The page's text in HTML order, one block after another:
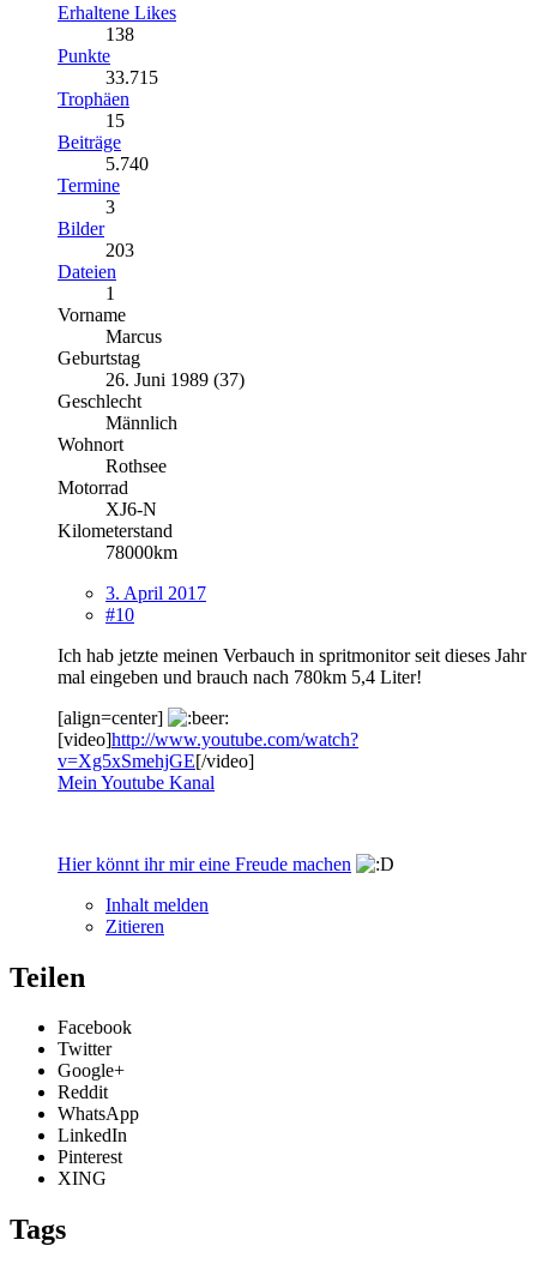
Erhaltene Likes
138
Punkte
33.715
Trophäen
15
Beiträge
5.740
Termine
3
Bilder
203
Dateien
1
Vorname
Marcus
Geburtstag
26. Juni 1989 (37)
Geschlecht
Männlich
Wohnort
Rothsee
Motorrad
XJ6-N
Kilometerstand
78000km
3. April 2017
#10
Ich hab jetzte meinen Verbauch in spritmonitor seit dieses Jahr
mal eingeben und brauch nach 780km 5,4 Liter!
[align=center]
[video]http://www.youtube.com/watch?
v=Xg5xSmehjGE[/video]
Mein Youtube Kanal
Hier könnt ihr mir eine Freude machen
Inhalt melden
Zitieren
Teilen
Facebook
Twitter
Google+
Reddit
WhatsApp
LinkedIn
Pinterest
XING
Tags